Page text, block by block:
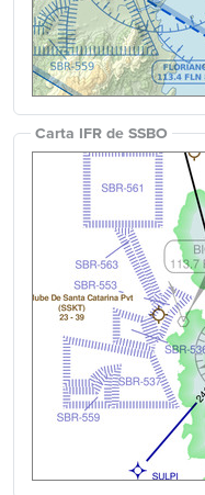
Carta IFR de SSBO